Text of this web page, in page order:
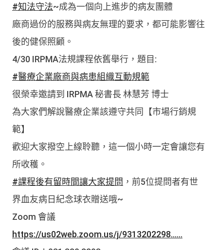
#知法守法~成為一個向上進步的病友團體
廠商過份的服務與病友無理的要求，都可能影響往
後的健保照顧。
4/30 IRPMA法規課程依舊舉行，題目:
#醫療企業廠商與病患組織互動規範
很榮幸邀請到 IRPMA 秘書長 林慧芳 博士
為大家們解說醫療企業該遵守共同【市場行銷規
範】
歡迎大家撥空上線聆聽，這一個小時一定會讓您有
所收穫。
#課程後有留時間讓大家提問 ，前5位提問者有世
界血友病日紀念球衣贈送哦~
Zoom 會議
https://us02web.zoom.us/j/9313202298......